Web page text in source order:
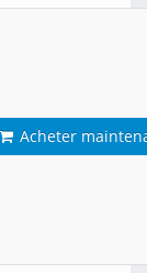
Acheter